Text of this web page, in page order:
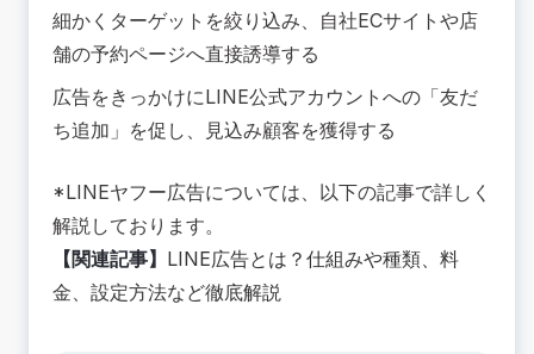
細かくターゲットを絞り込み、自社ECサイトや店
舗の予約ページへ直接誘導する
広告をきっかけにLINE公式アカウントへの「友だ
ち追加」を促し、見込み顧客を獲得する
*LINEヤフー広告については、以下の記事で詳しく
解説しております。
【関連記事】 LINE広告とは？仕組みや種類、料
金、設定方法など徹底解説